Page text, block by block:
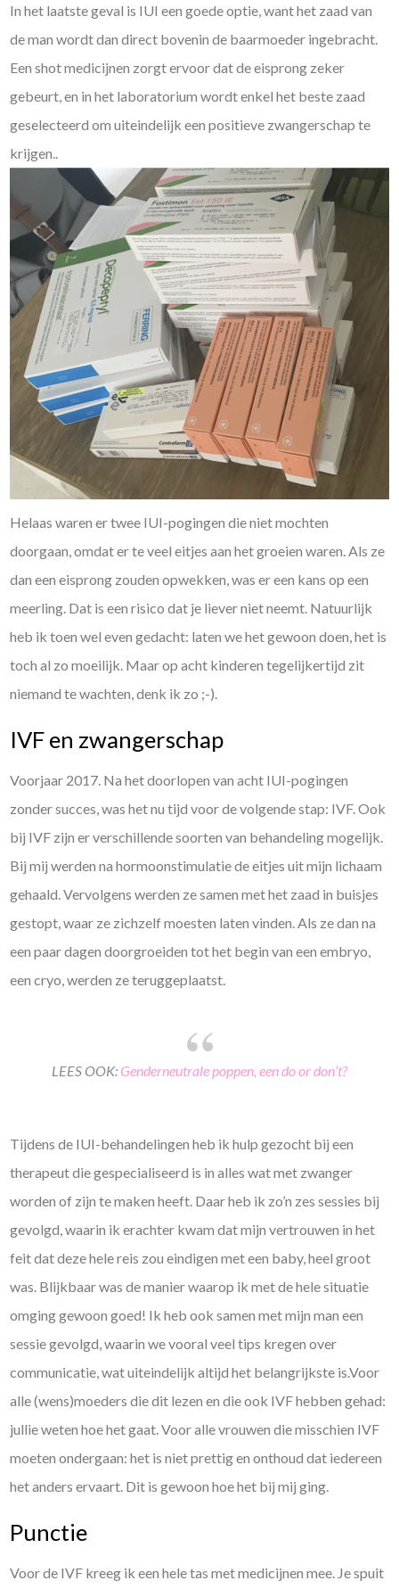
In het laatste geval is IUI een goede optie, want het zaad van
de man wordt dan direct bovenin de baarmoeder ingebracht.
Een shot medicijnen zorgt ervoor dat de eisprong zeker
gebeurt, en in het laboratorium wordt enkel het beste zaad
geselecteerd om uiteindelijk een positieve zwangerschap te
krijgen..
Helaas waren er twee IUI-pogingen die niet mochten
doorgaan, omdat er te veel eitjes aan het groeien waren. Als ze
dan een eisprong zouden opwekken, was er een kans op een
meerling. Dat is een risico dat je liever niet neemt. Natuurlijk
heb ik toen wel even gedacht: laten we het gewoon doen, het is
toch al zo moeilijk. Maar op acht kinderen tegelijkertijd zit
niemand te wachten, denk ik zo ;-).
IVF en zwangerschap
Voorjaar 2017. Na het doorlopen van acht IUI-pogingen
zonder succes, was het nu tijd voor de volgende stap: IVF. Ook
bij IVF zijn er verschillende soorten van behandeling mogelijk.
Bij mij werden na hormoonstimulatie de eitjes uit mijn lichaam
gehaald. Vervolgens werden ze samen met het zaad in buisjes
gestopt, waar ze zichzelf moesten laten vinden. Als ze dan na
een paar dagen doorgroeiden tot het begin van een embryo,
een cryo, werden ze teruggeplaatst.
LEES OOK: Genderneutrale poppen, een do or don’t?
Tijdens de IUI-behandelingen heb ik hulp gezocht bij een
therapeut die gespecialiseerd is in alles wat met zwanger
worden of zijn te maken heeft. Daar heb ik zo’n zes sessies bij
gevolgd, waarin ik erachter kwam dat mijn vertrouwen in het
feit dat deze hele reis zou eindigen met een baby, heel groot
was. Blijkbaar was de manier waarop ik met de hele situatie
omging gewoon goed! Ik heb ook samen met mijn man een
sessie gevolgd, waarin we vooral veel tips kregen over
communicatie, wat uiteindelijk altijd het belangrijkste is.Voor
alle (wens)moeders die dit lezen en die ook IVF hebben gehad:
jullie weten hoe het gaat. Voor alle vrouwen die misschien IVF
moeten ondergaan: het is niet prettig en onthoud dat iedereen
het anders ervaart. Dit is gewoon hoe het bij mij ging.
Punctie
Voor de IVF kreeg ik een hele tas met medicijnen mee. Je spuit